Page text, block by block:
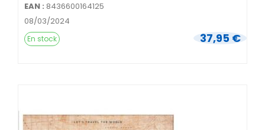
EAN : 8436600164125
08/03/2024
37,95 €
En stock